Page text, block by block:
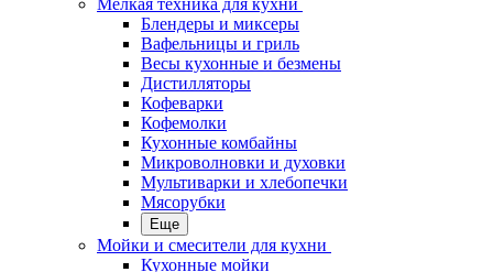
Блендеры и миксеры
Вафельницы и гриль
Весы кухонные и безмены
Дистилляторы
Кофеварки
Кофемолки
Кухонные комбайны
Микроволновки и духовки
Мультиварки и хлебопечки
Мясорубки
Еще
Мойки и смесители для кухни
Кухонные мойки